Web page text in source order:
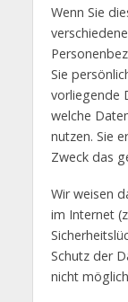
Wenn Sie
Sie
vorliegende
welche
nutzen. Sie
Zweck das
Wir weisen
im Internet
Schutz der
nicht